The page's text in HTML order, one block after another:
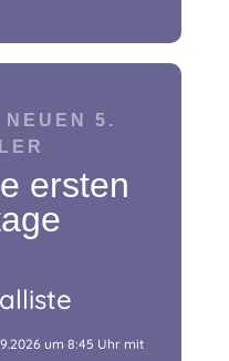
NEUEN 5.
ersten
um 8:45 Uhr mit